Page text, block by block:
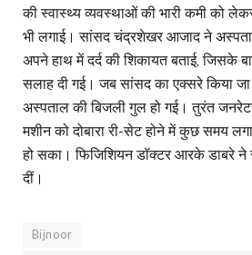
की स्वास्थ्य व्यवस्थाओं की भारी कमी को
भी लगाई। सांसद चंद्रशेखर आजाद ने
अपने हाथ में दर्द की शिकायत बताई, जिसके
सलाह दी गई। जब सांसद का एक्सरे किया
अस्पताल की बिजली गुल हो गई। तुरंत
मशीन को दोबारा री-सेट होने में कुछ समय
हो सका। फिजिशियन डॉक्टर आरके डाबरे ने
दीं।
Bijnoor